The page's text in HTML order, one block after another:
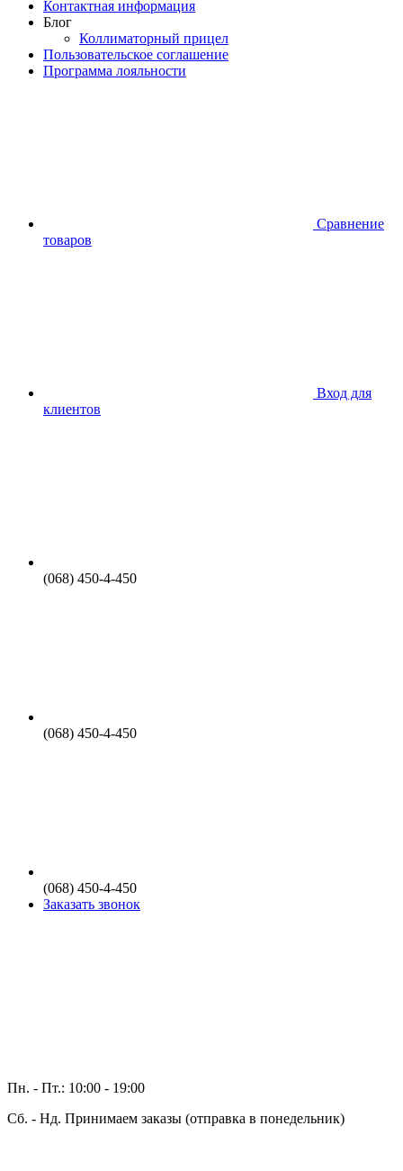
Контактная информация
Блог
Коллиматорный прицел
Пользовательское соглашение
Программа лояльности
Сравнение
товаров
Вход для
клиентов
(068) 450-4-450
(068) 450-4-450
(068) 450-4-450
Заказать звонок
Пн. - Пт.: 10:00 - 19:00
Сб. - Нд. Принимаем заказы (отправка в понедельник)